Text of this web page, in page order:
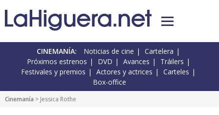
CINEMANÍA: Noticias de cine
Cartelera
Próximos estrenos
DVD Avances
Tráilers
Festivales y premios
Actores y actrices
Carteles
Box-office
Cinemanía > Jessica Rothe